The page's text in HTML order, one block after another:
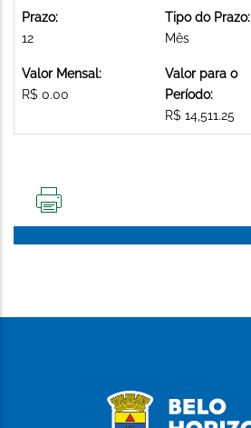
Prazo:
12
Tipo do Prazo:
Mês
Valor Mensal:
R$ 0.00
Valor para o
Período:
R$ 14,511.25
PÁGINA